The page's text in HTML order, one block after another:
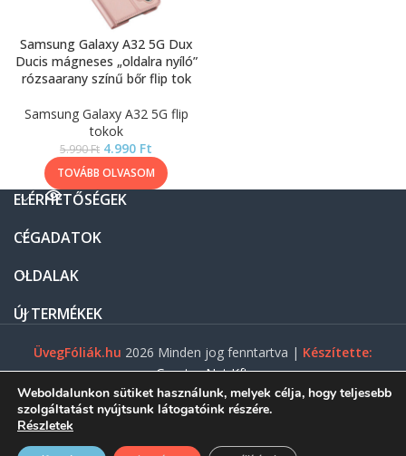
Samsung Galaxy A32 5G Dux
Ducis mágneses „oldalra nyíló”
rózsaarany színű bőr flip tok
Samsung Galaxy A32 5G flip
tokok
5.990Ft 4.990 Ft
TOVÁBB OLVASOM
ELÉRHETŐSÉGEK
CÉGADATOK
OLDALAK
ÚJ TERMÉKEK
ÜvegFóliák.hu 2026 Minden jog fenntartva | Készítette:
Gasztro Net Kft.
Weboldalunkon sütiket használunk, melyek célja, hogy teljesebb
szolgáltatást nyújtsunk látogatóink részére.
Részletek